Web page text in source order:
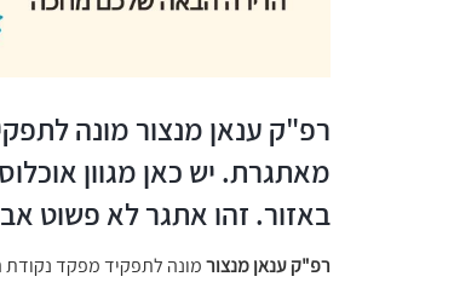
רפ"ק ענאן מנצור מונה
מאתגרת. יש כאן מגוון
באזור. זהו אתגר לא פשוט
רפ"ק ענאן מנצור